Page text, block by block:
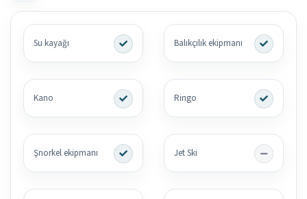
Su kayağı Balıkçılık ekipmanı
Kano Ringo
Şnorkel ekipmanı Jet Ski